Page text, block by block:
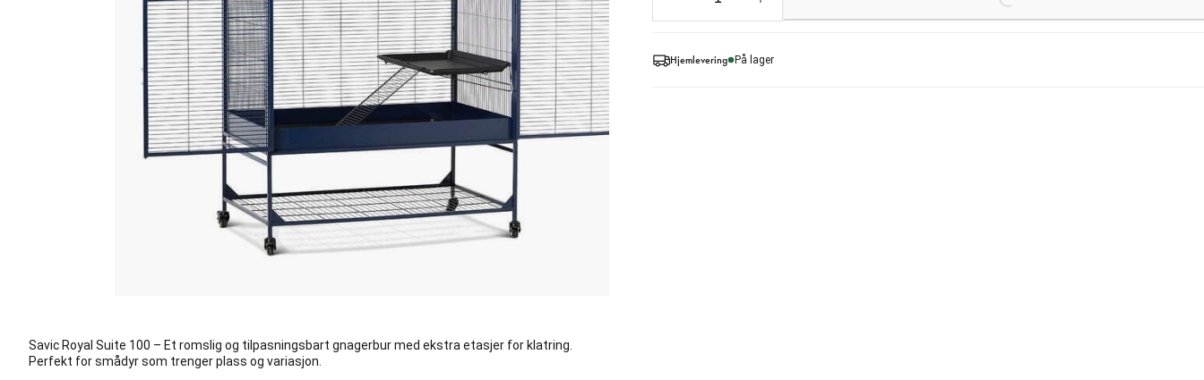
Savic Royal Suite 100 – Et romslig og tilpasningsbart gnagerbur med ekstra etasjer for klatring.
Perfekt for smådyr som trenger plass og variasjon.
Hjemlevering På lager